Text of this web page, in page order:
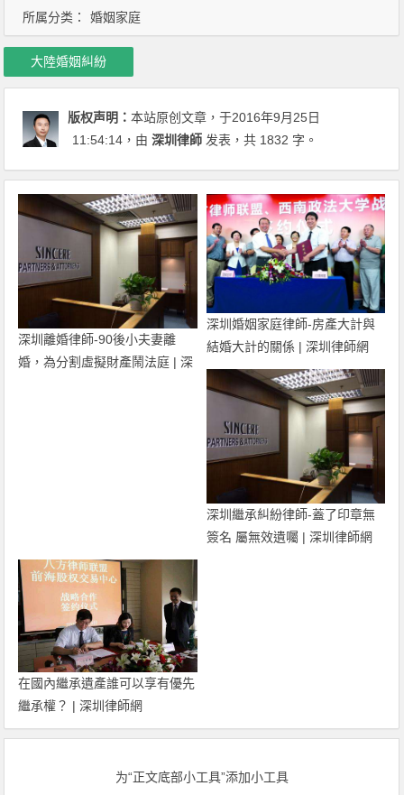
所属分类： 婚姻家庭
大陸婚姻糾紛
版权声明：本站原创文章，于2016年9月25日
11:54:14 ，由深圳律師 发表，共 1832 字。
深圳離婚律師-90後小夫妻離
婚，為分割虛擬財產鬧法庭 | 深
深圳婚姻家庭律師-房產大計與
結婚大計的關係 | 深圳律師網
深圳繼承糾紛律師-蓋了印章無
簽名 屬無效遺囑 | 深圳律師網
在國內繼承遺產誰可以享有優先
繼承權？ | 深圳律師網
为“正文底部小工具”添加小工具